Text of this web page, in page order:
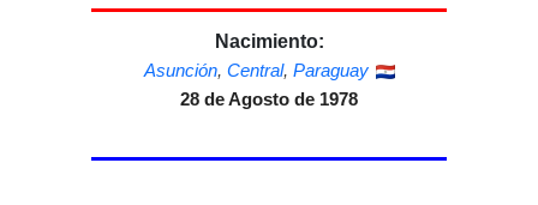
Nacimiento:
Asunción, Central, Paraguay
28 de Agosto de 1978